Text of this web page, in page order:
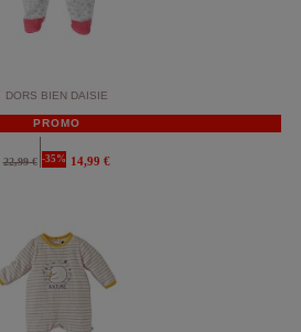
DORS BIEN DAISIE
PROMO
22,99 € -35% 14,99 €